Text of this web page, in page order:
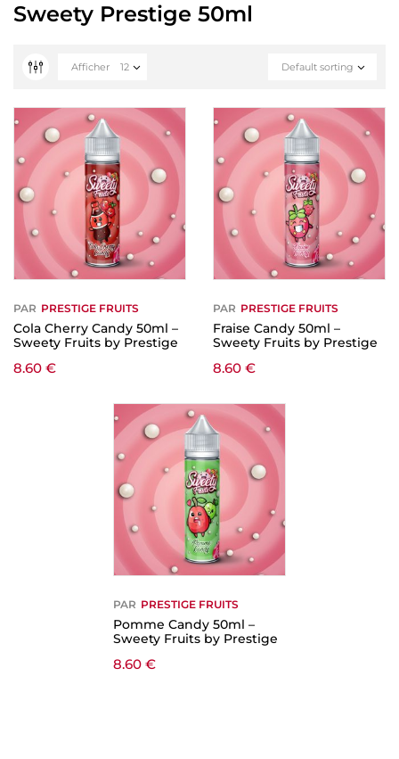
Sweety Prestige 50ml
Default sorting
Afficher 12
PAR PRESTIGE FRUITS
Cola Cherry Candy 50ml –
Sweety Fruits by Prestige
8.60 €
PAR PRESTIGE FRUITS
Fraise Candy 50ml –
Sweety Fruits by Prestige
8.60 €
PAR PRESTIGE FRUITS
Pomme Candy 50ml –
Sweety Fruits by Prestige
8.60 €